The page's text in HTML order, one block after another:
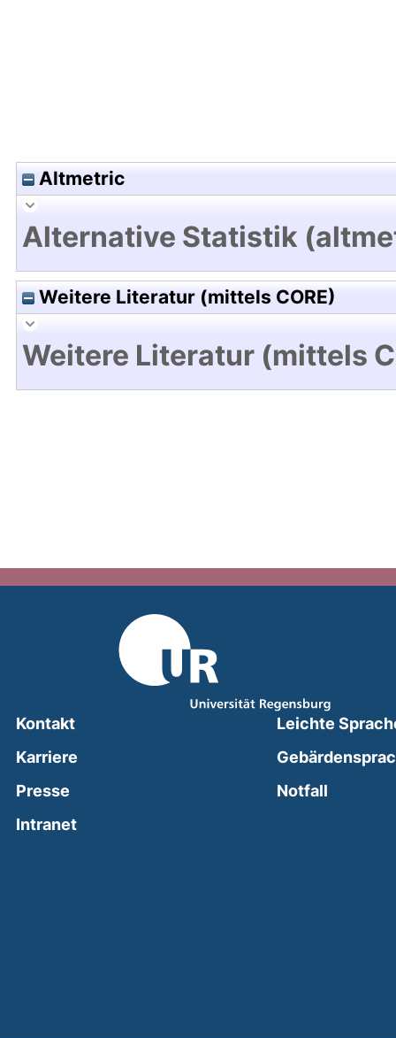
Altmetric
Alternative Statistik
Weitere Literatur (mittels CORE)
Weitere Literatur (mittels
Kontakt
Karriere
Presse
Intranet(external link, opens in a new window)
Leichte
Notfall